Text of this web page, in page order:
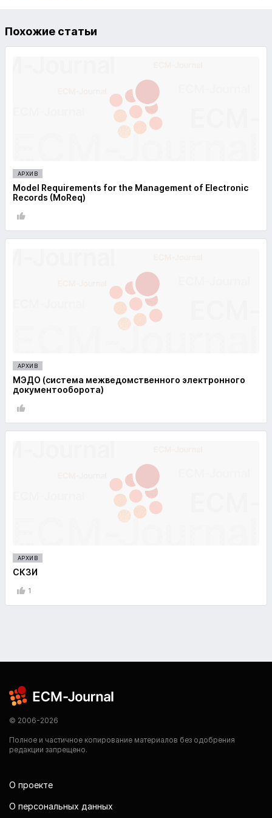
Похожие статьи
АРХИВ
Model Requirements for the Management of Electronic
Records (MoReq)
АРХИВ
МЭДО (система межведомственного электронного
документооборота)
АРХИВ
СКЗИ
1
© 2006-2026
Полное и частичное копирование материалов без одобрения
редакции запрещено.
О проекте
О персональных данных